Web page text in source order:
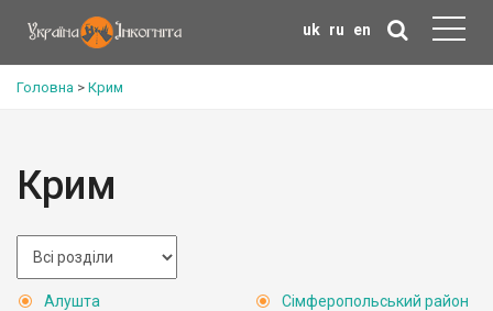
uk ru en
Головна > Крим
Крим
Алушта
Сімферопольський район